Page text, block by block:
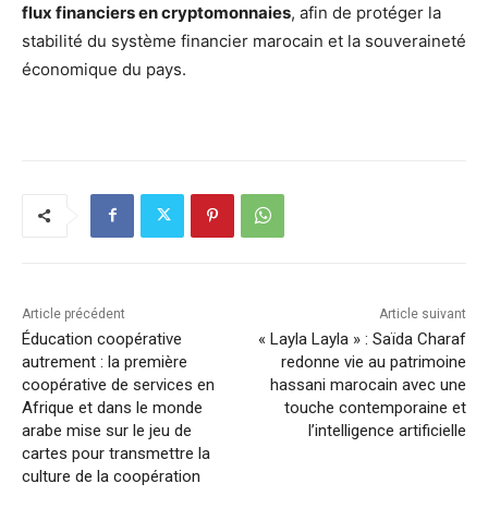
flux financiers en cryptomonnaies, afin de protéger la
stabilité du système financier marocain et la souveraineté
économique du pays.
Article précédent
Éducation coopérative
autrement : la première
coopérative de services en
Afrique et dans le monde
arabe mise sur le jeu de
cartes pour transmettre la
culture de la coopération
Article suivant
« Layla Layla » : Saïda Charaf
redonne vie au patrimoine
hassani marocain avec une
touche contemporaine et
l’intelligence artificielle